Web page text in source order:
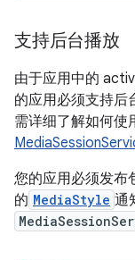
支持后台播放
由于应用中的
的应用必须支持后
需详细了解如何使
您的应用必须发布
的 MediaStyle 通